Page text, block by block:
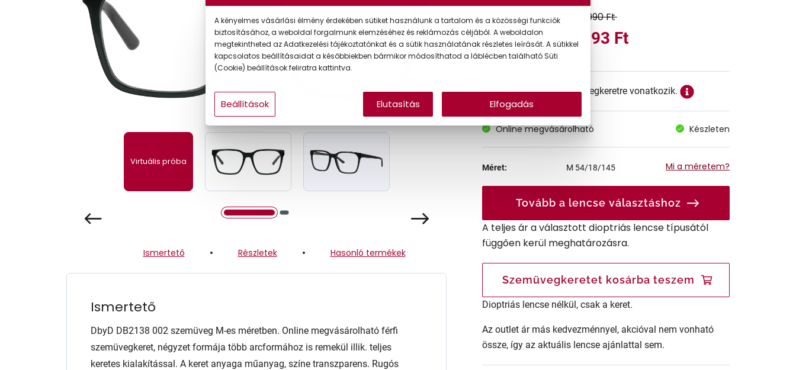
Gyermek
Virtuális próba
Ismertető Részletek Hasonló termékek
Ismertető
DbyD DB2138 002 szemüveg M-es méretben. Online megvásárolható férfi
szemüvegkeret, négyzet formája több arcformához is remekül illik. teljes
keretes kialakítással. A keret anyaga műanyag, színe transzparens. Rugós
Korábbi ár: 22.990 Ft
16.093 Ft
A feltűntetett ár a szemüvegkeretre vonatkozik.
Online megvásárolható Készleten
Méret: M 54/18/145 Mi a méretem?
Tovább a lencse választáshoz
A teljes ár a választott dioptriás lencse típusától
függően kerül meghatározásra.
Szemüvegkeretet kosárba teszem
Dioptriás lencse nélkül, csak a keret.
Az outlet ár más kedvezménnyel, akcióval nem vonható
össze, így az aktuális lencse ajánlattal sem.
A kényelmes vásárlási élmény érdekében sütiket használunk a tartalom és a közösségi funkciók
biztosításához, a weboldal forgalmunk elemzéséhez és reklámozás céljából. A weboldalon
megtekintheted az Adatkezelési tájékoztatónkat és a sütik használatának részletes leírását. A sütikkel
kapcsolatos beállításaidat a későbbiekben bármikor módosíthatod a láblécben található Süti
(Cookie) beállítások feliratra kattintva.
Beállítások Elutasítás Elfogadás